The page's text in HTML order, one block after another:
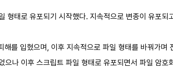
태로 유포되기 시작했다. 지속적으로 변종이 유포되
를 입혔으며, 이후 지속적으로 파일 형태를 바꿔가며
으나 이후 스크립트 파일 형태로 유포되면서 파일 암